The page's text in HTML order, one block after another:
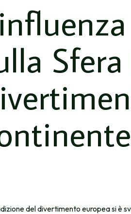
del divertimento europea si è